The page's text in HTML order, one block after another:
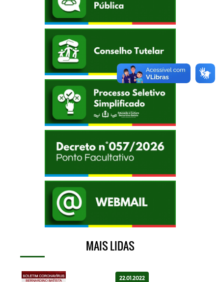
MAIS LIDAS
22.01.2022